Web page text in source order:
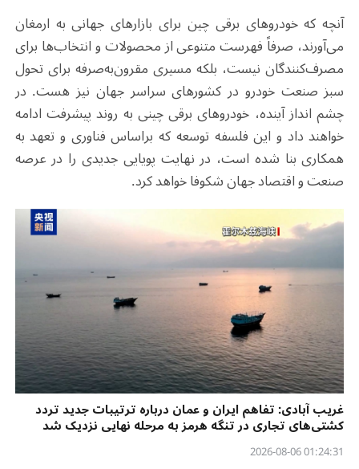
آنچه که خودروهای برقی چین برای بازارهای جهانی به ارمغان
می‌آورند، صرفاً فهرست متنوعی از محصولات و انتخاب‌ها برای
مصرف‌کنندگان نیست، بلکه مسیری مقرون‌به‌صرفه برای تحول
سبز صنعت خودرو در کشورهای سراسر جهان نیز هست. در
چشم انداز آینده، خودروهای برقی چینی به روند پیشرفت ادامه
خواهند داد و این فلسفه توسعه که براساس فناوری و تعهد به
همکاری بنا شده است، در نهایت پویایی جدیدی را در عرصه
صنعت و اقتصاد جهان شکوفا خواهد کرد.
غریب آبادی: تفاهم ایران و عمان درباره ترتیبات جدید تردد
کشتی‌های تجاری در تنگه هرمز به مرحله نهایی نزدیک شد
01:24:31 2026-08-06